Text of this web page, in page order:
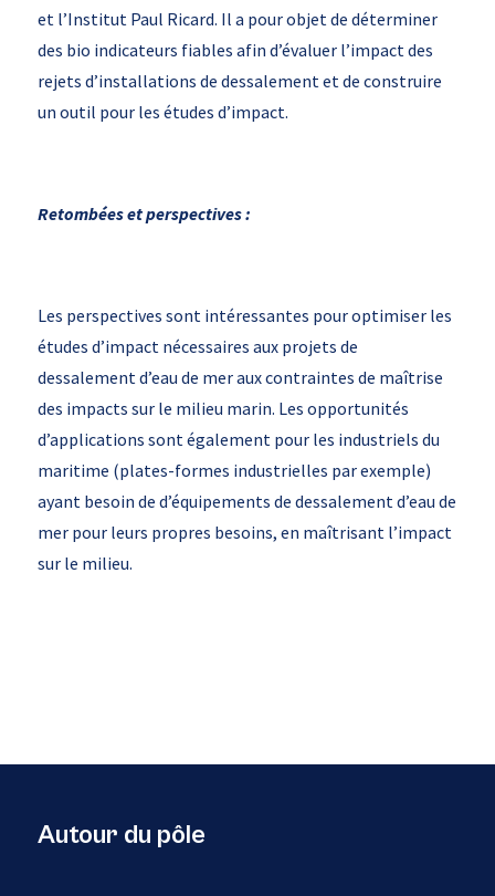
et l’Institut Paul Ricard. Il a pour objet de déterminer
des bio indicateurs fiables afin d’évaluer l’impact des
rejets d’installations de dessalement et de construire
un outil pour les études d’impact.
Retombées et perspectives :
Les perspectives sont intéressantes pour optimiser les
études d’impact nécessaires aux projets de
dessalement d’eau de mer aux contraintes de maîtrise
des impacts sur le milieu marin. Les opportunités
d’applications sont également pour les industriels du
maritime (plates-formes industrielles par exemple)
ayant besoin de d’équipements de dessalement d’eau de
mer pour leurs propres besoins, en maîtrisant l’impact
sur le milieu.
Autour du pôle